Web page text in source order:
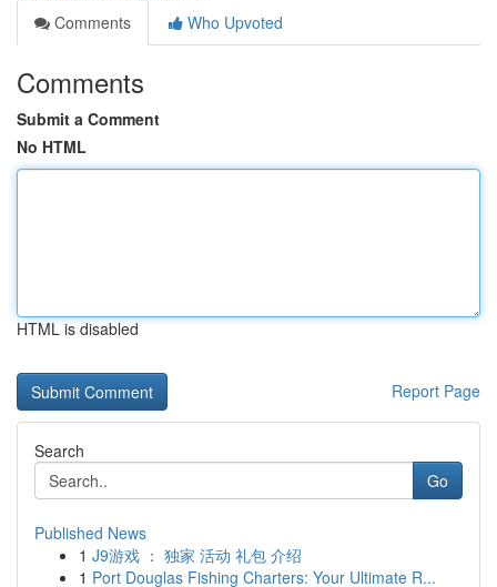
Comments
Who Upvoted
Comments
Submit a Comment
No HTML
HTML is disabled
Report Page
Search
Go
Published News
1 J9游戏 ： 独家 活动 礼包 介绍
1 Port Douglas Fishing Charters: Your Ultimate R...